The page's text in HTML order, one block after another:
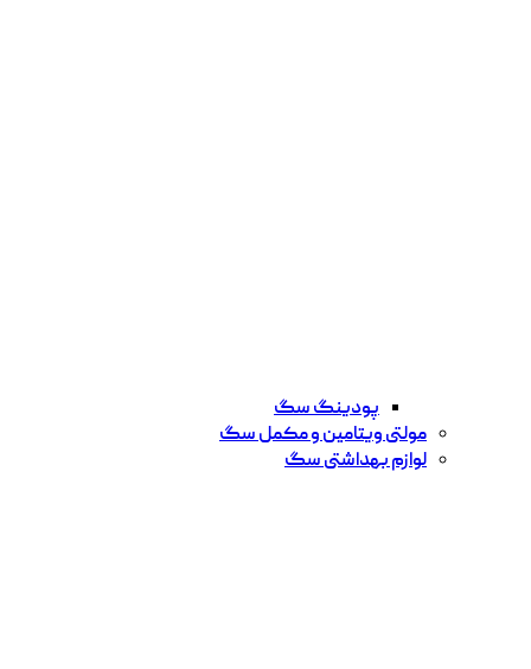
پودینگ سگ
مولتی ویتامین و مکمل سگ
لوازم بهداشتی سگ